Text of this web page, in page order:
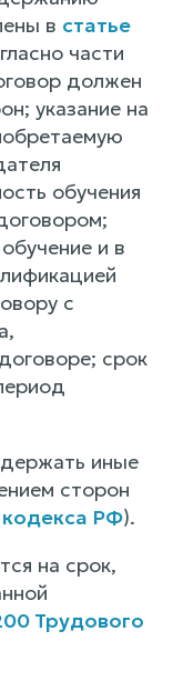
в статье
части
должен
указание на
обучения
и в
с
срок
иные
сторон
кодекса РФ).
на срок,
Трудового